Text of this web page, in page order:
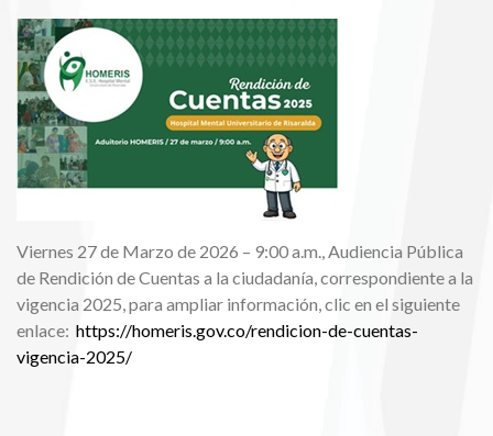
Viernes 27 de Marzo de 2026 – 9:00 a.m., Audiencia Pública
de Rendición de Cuentas a la ciudadanía, correspondiente a la
vigencia 2025, para ampliar información, clic en el siguiente
enlace: https://homeris.gov.co/rendicion-de-cuentas-
vigencia-2025/